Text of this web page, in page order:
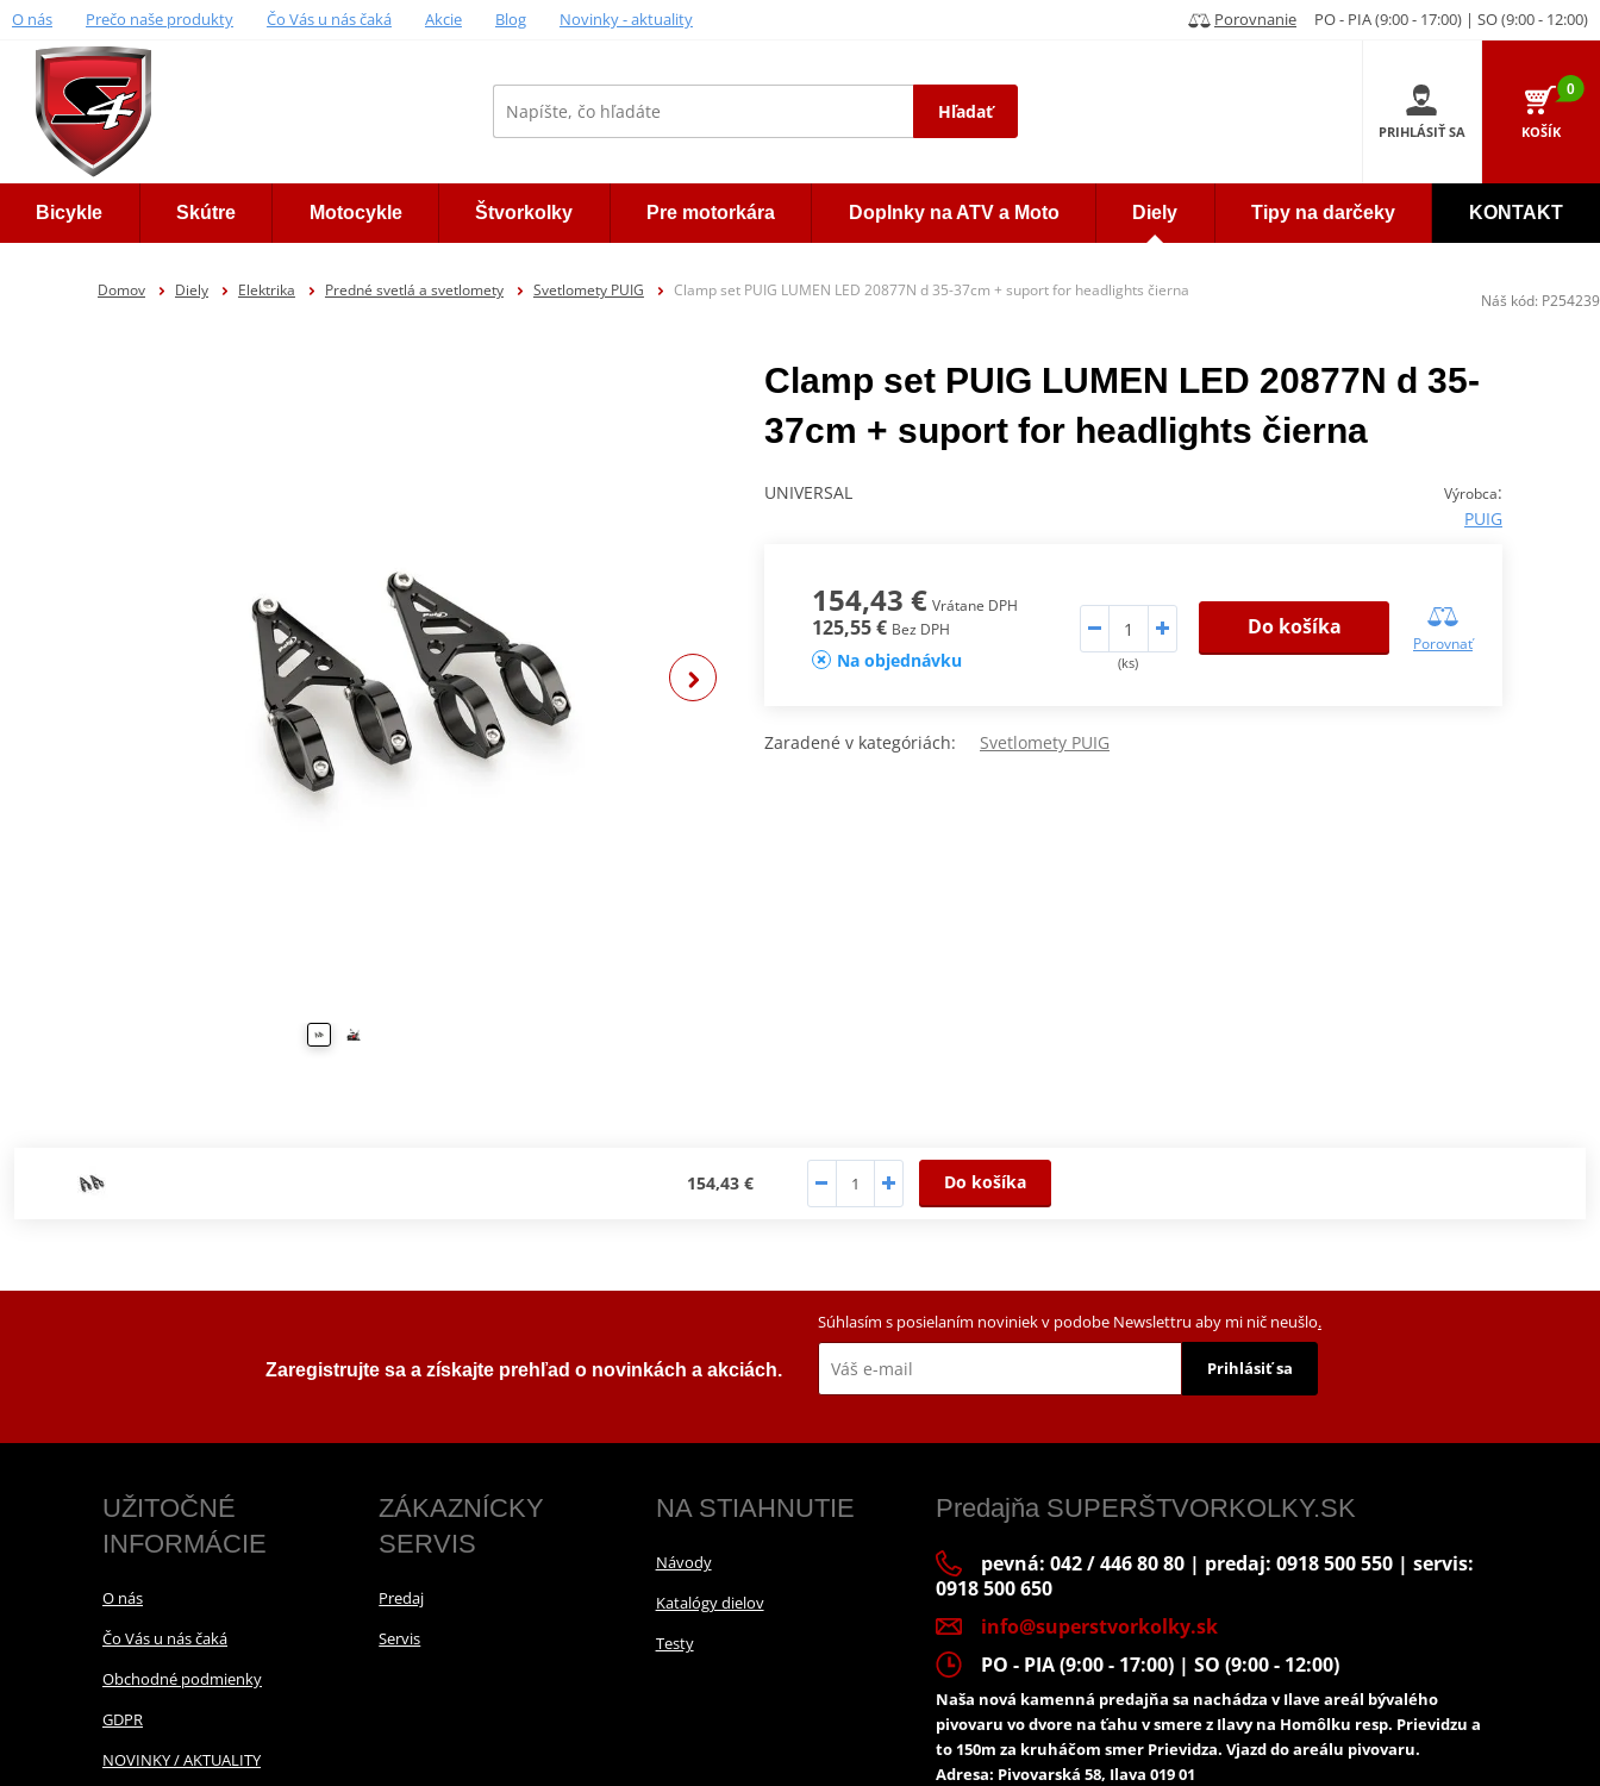
O nás Prečo naše produkty Čo Vás u nás čaká Akcie Blog Novinky - aktuality Porovnanie PO - PIA (9:00 - 17:00) | SO (9:00 - 12:00)
Hľadať
PRIHLÁSIŤ SA
0
KOŠÍK
Bicykle Skútre Motocykle Štvorkolky Pre motorkára Doplnky na ATV a Moto Diely Tipy na darčeky KONTAKT
Domov Diely Elektrika Predné svetlá a svetlomety Svetlomety PUIG Clamp set PUIG LUMEN LED 20877N d 35-37cm + suport for headlights čierna
Clamp set PUIG LUMEN LED 20877N d 35-
37cm + suport for headlights čierna
Výrobca:
PUIG
UNIVERSAL
154,43 € Vrátane DPH
125,55 € Bez DPH
Na objednávku (ks)
Do košíka
Porovnať
Zaradené v kategóriách: Svetlomety PUIG
154,43 € Do košíka
Náš kód: P254239
Zaregistrujte sa a získajte prehľad o novinkách a akciách.
Súhlasím s posielaním noviniek v podobe Newslettru aby mi nič neušlo.
Prihlásiť sa
UŽITOČNÉ
INFORMÁCIE
O nás
Čo Vás u nás čaká
Obchodné podmienky
GDPR
NOVINKY / AKTUALITY
ZÁKAZNÍCKY
SERVIS
Predaj
Servis
NA STIAHNUTIE
Návody
Katalógy dielov
Testy
Predajňa SUPERŠTVORKOLKY.SK
pevná: 042 / 446 80 80 | predaj: 0918 500 550 | servis:
0918 500 650
info@superstvorkolky.sk
PO - PIA (9:00 - 17:00) | SO (9:00 - 12:00)
Naša nová kamenná predajňa sa nachádza v Ilave areál bývalého
pivovaru vo dvore na ťahu v smere z Ilavy na Homôlku resp. Prievidzu a
to 150m za kruháčom smer Prievidza. Vjazd do areálu pivovaru.
Adresa: Pivovarská 58, Ilava 019 01